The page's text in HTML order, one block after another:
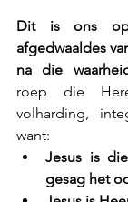
Dit is ons
afgedwaaldes
na die
roep die
volharding,
want:
Jesus is
gesag het